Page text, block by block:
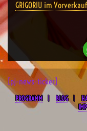
GRIGORIU im
[pj-news-ticker]
PROGRAMM BLOG